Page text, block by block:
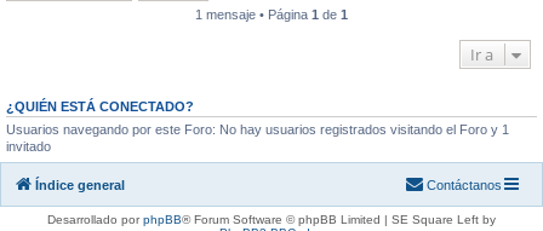
1 mensaje • Página 1 de 1
Ir a
¿QUIÉN ESTÁ CONECTADO?
Usuarios navegando por este Foro: No hay usuarios registrados visitando el Foro y 1
invitado
Índice general Contáctanos
Desarrollado porphpBB® Forum Software © phpBB Limited | SE Square Left by